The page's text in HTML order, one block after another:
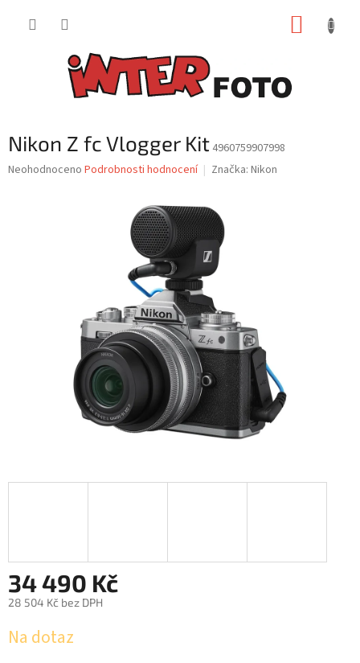
Nikon Z fc Vlogger Kit 4960759907998
Průměrné
Neohodnoceno Podrobnosti hodnocení Značka: Nikon
34 490 Kč
28 504 Kč bez DPH
cena:
Na dotaz